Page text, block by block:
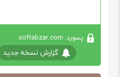
پسورد: softabzar.com
گزارش نسخه جدید